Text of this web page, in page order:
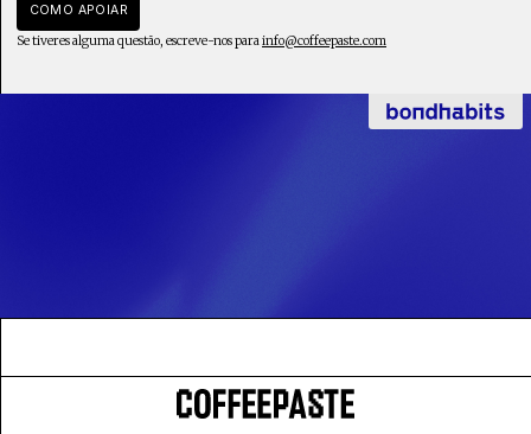
suportar os artistas, as equipas, e finalmente a produção
e materialização das obras de arte que ali são
COMO APOIAR
Se tiveres alguma questão, escreve-nos parainfo@coffeepaste.com